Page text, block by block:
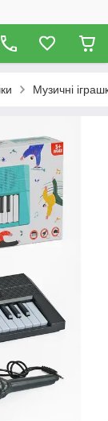
Музичні